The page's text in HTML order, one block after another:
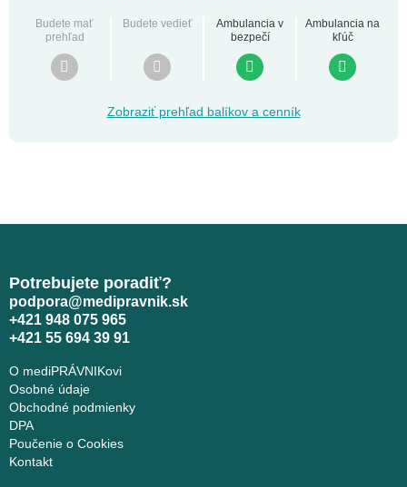
Budete mať
prehľad
Budete vedieť
Ambulancia v
bezpečí
Ambulancia na
kľúč
Zobraziť prehľad balíkov a cenník
Potrebujete poradiť?
podpora@medipravnik.sk
+421 948 075 965
+421 55 694 39 91
O mediPRÁVNIKovi
Osobné údaje
Obchodné podmienky
DPA
Poučenie o Cookies
Kontakt